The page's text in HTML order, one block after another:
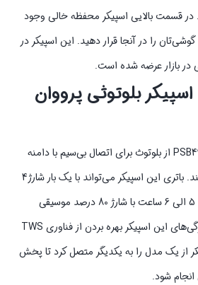
در قسمت بالایی اسپیکر محفظه خالی وجود
را در آنجا قرار دهید. این اسپیکر در
بازار عرضه شده است.
بلوتوثی پرووان
اسپیکر بلوتوثی پرووان PSB4995 از بلوتوث برای اتصال بی‌سیم با دامنه
87HZ-108HZاستفاده می‌کند. باتری این اسپیکر می‌تواند با یک بار شارژ4
ساعته کامل شود و تا حدود 5 الی 6 ساعت با شارژ 80 درصد موسیقی
پخش کند. یکی دیگر از ویژگی‌های این اسپیکر بهره بردن از فناوری TWS
از یک مدل را به یکدیگر متصل کرد تا پخش
شود.